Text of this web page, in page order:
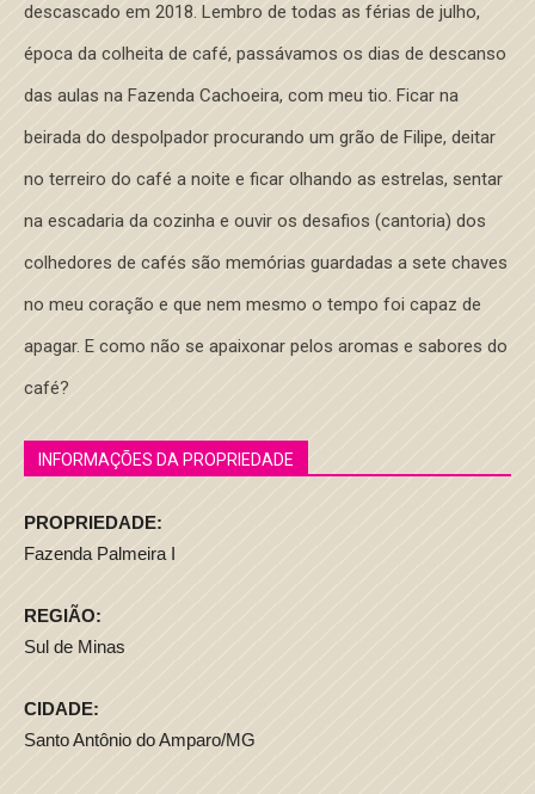
descascado em 2018. Lembro de todas as férias de julho,
época da colheita de café, passávamos os dias de descanso
das aulas na Fazenda Cachoeira, com meu tio. Ficar na
beirada do despolpador procurando um grão de Filipe, deitar
no terreiro do café a noite e ficar olhando as estrelas, sentar
na escadaria da cozinha e ouvir os desafios (cantoria) dos
colhedores de cafés são memórias guardadas a sete chaves
no meu coração e que nem mesmo o tempo foi capaz de
apagar. E como não se apaixonar pelos aromas e sabores do
café?
INFORMAÇÕES DA PROPRIEDADE
PROPRIEDADE:
Fazenda Palmeira I
REGIÃO:
Sul de Minas
CIDADE:
Santo Antônio do Amparo/MG